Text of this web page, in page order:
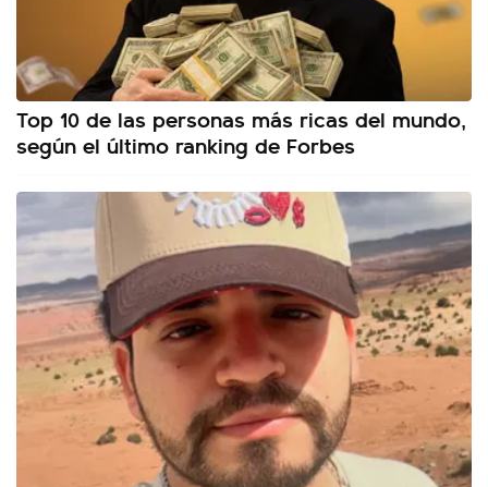
Top 10 de las personas más ricas del mundo,
según el último ranking de Forbes